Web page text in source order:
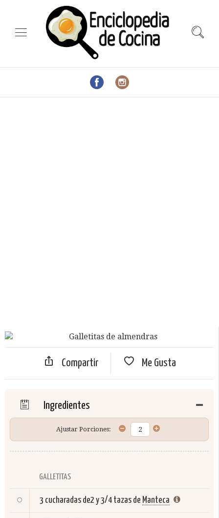
Compartir Me Gusta
Ingredientes
Ajustar Porciones:
GALLETITAS
3 cucharadas de2 y 3/4 tazas de Manteca